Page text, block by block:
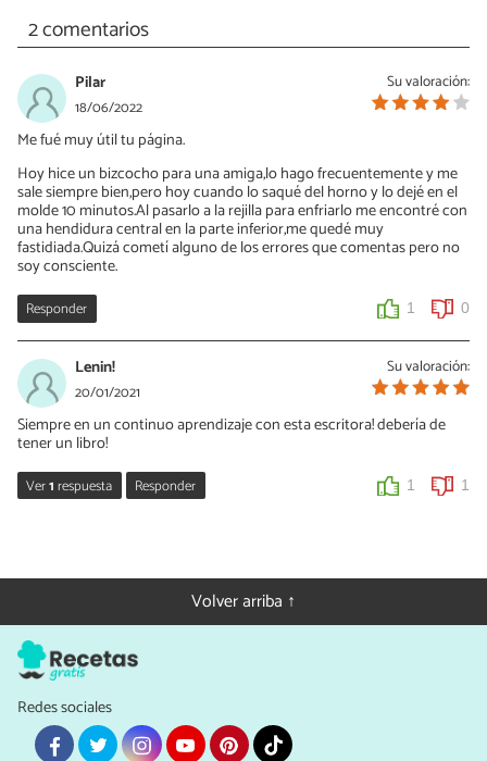
2 comentarios
Su valoración:
Pilar
18/06/2022
Me fué muy útil tu página.
Hoy hice un bizcocho para una amiga,lo hago frecuentemente y me
sale siempre bien,pero hoy cuando lo saqué del horno y lo dejé en el
molde 10 minutos.Al pasarlo a la rejilla para enfriarlo me encontré con
una hendidura central en la parte inferior,me quedé muy
fastidiada.Quizá cometí alguno de los errores que comentas pero no
soy consciente.
Responder 1 0
Su valoración:
Lenin!
20/01/2021
Siempre en un continuo aprendizaje con esta escritora! debería de
tener un libro!
Ver1respuesta Responder 1 1
Gracias por tan lindas y apreciadas palabras. Me encantaría, y ten
por seguro que serías el primero en enterarte.
¡Saludos!
Volver arriba ↑
Redes sociales